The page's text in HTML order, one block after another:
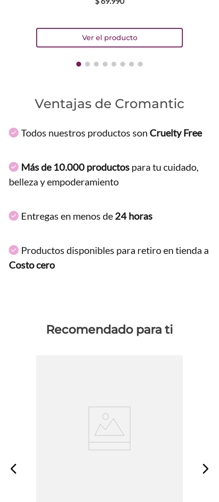
Ventajas de Cromantic
Todos nuestros productos son Cruelty Free
Más de 10.000 productos para tu cuidado,
belleza y empoderamiento
Entregas en menos de 24 horas
Productos disponibles para retiro en tienda a
Costo cero
Recomendado para ti